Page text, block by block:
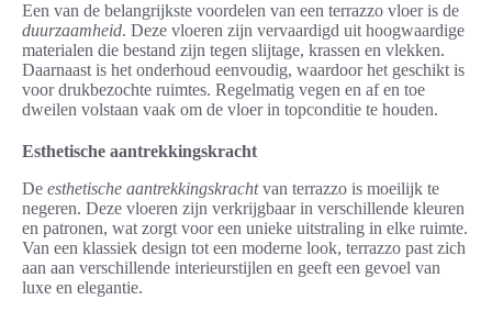
Een van de belangrijkste voordelen van een terrazzo vloer is de
duurzaamheid. Deze vloeren zijn vervaardigd uit hoogwaardige
materialen die bestand zijn tegen slijtage, krassen en vlekken.
Daarnaast is het onderhoud eenvoudig, waardoor het geschikt is
voor drukbezochte ruimtes. Regelmatig vegen en af en toe
dweilen volstaan vaak om de vloer in topconditie te houden.
Esthetische aantrekkingskracht
De esthetische aantrekkingskrachtvan terrazzo is moeilijk te
negeren. Deze vloeren zijn verkrijgbaar in verschillende kleuren
en patronen, wat zorgt voor een unieke uitstraling in elke ruimte.
Van een klassiek design tot een moderne look, terrazzo past zich
aan aan verschillende interieurstijlen en geeft een gevoel van
luxe en elegantie.